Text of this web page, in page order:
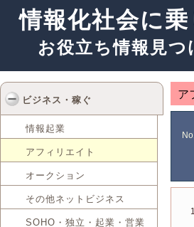
情報化社会に
お役立ち情報見
ビジネス・稼ぐ
情報起業
アフィリエイト
オークション
その他ネットビジネス
SOHO・独立・起業・営業
ア
1